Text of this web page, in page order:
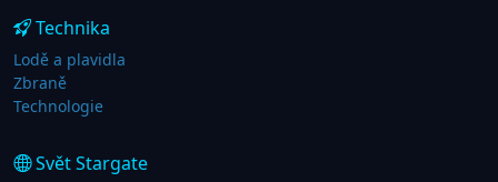
Technika
Lodě a plavidla
Zbraně
Technologie
Svět Stargate